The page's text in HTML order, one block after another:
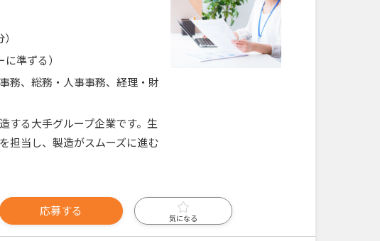
準ずる）
務、総務・人事事務、経理・財
する大手グループ企業です。生
担当し、製造がスムーズに進む
応募する
気になる